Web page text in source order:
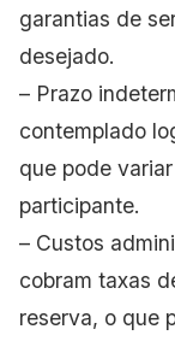
garantias de
desejado.
– Prazo
contemplado
que pode
participante.
– Custos
cobram taxas
reserva, o que